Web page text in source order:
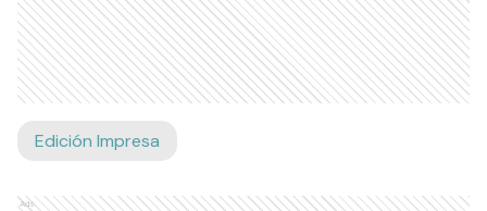
Edición Impresa
Ads